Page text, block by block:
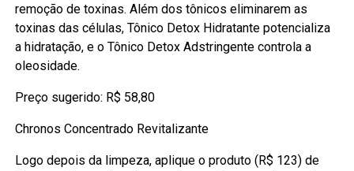
remoção de toxinas. Além dos tônicos eliminarem as
toxinas das células, Tônico Detox Hidratante potencializa
a hidratação, e o Tônico Detox Adstringente controla a
oleosidade.
Preço sugerido: R$ 58,80
Chronos Concentrado Revitalizante
Logo depois da limpeza, aplique o produto (R$ 123) de